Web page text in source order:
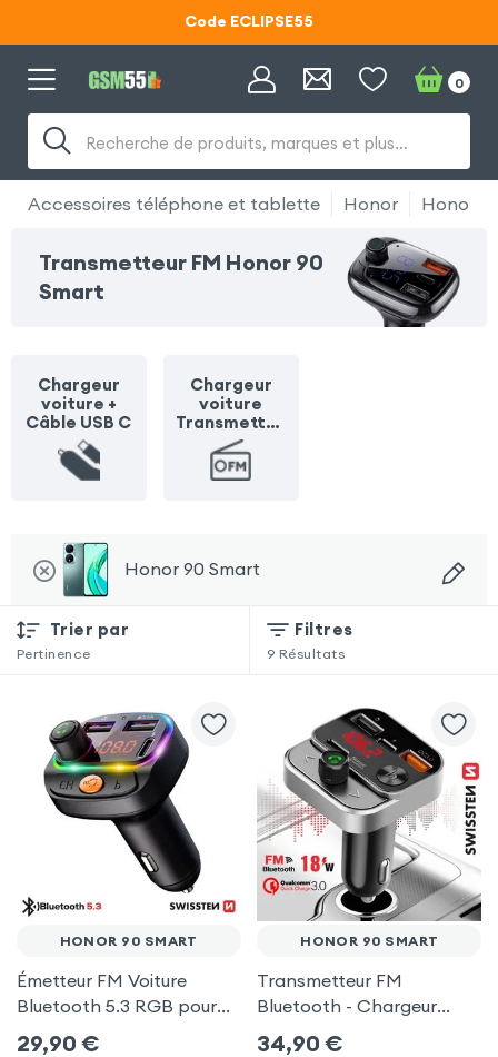
Code ECLIPSE55
Recherche de produits, marques et plus…
0
Accessoires téléphone et tablette Honor Honor
Transmetteur FM Honor 90
Smart
Chargeur
voiture +
Câble USB C
Chargeur
voiture
Transmetteu
r FM
Honor 90 Smart
Trier par
Pertinence
Filtres
9 Résultats
HONOR 90 SMART
Émetteur FM Voiture
Bluetooth 5.3 RGB pour
Honor 90 Smart
29,90 €
HONOR 90 SMART
Transmetteur FM
Bluetooth - Chargeur
Voiture USB C + USB -
34,90 €